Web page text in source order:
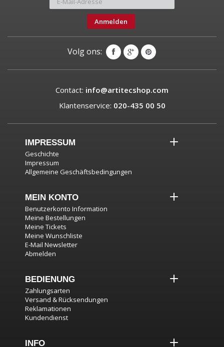
Anmelden
Volg ons:
Contact: info@artitecshop.com
Klantenservice: 020-435 00 50
IMPRESSUM
Geschichte
Impressum
Allgemeine Geschäftsbedingungen
MEIN KONTO
Benutzerkonto Information
Meine Bestellungen
Meine Tickets
Meine Wunschliste
E-Mail Newsletter
Abmelden
BEDIENUNG
Zahlungsarten
Versand & Rücksendungen
Reklamationen
Kundendienst
INFO